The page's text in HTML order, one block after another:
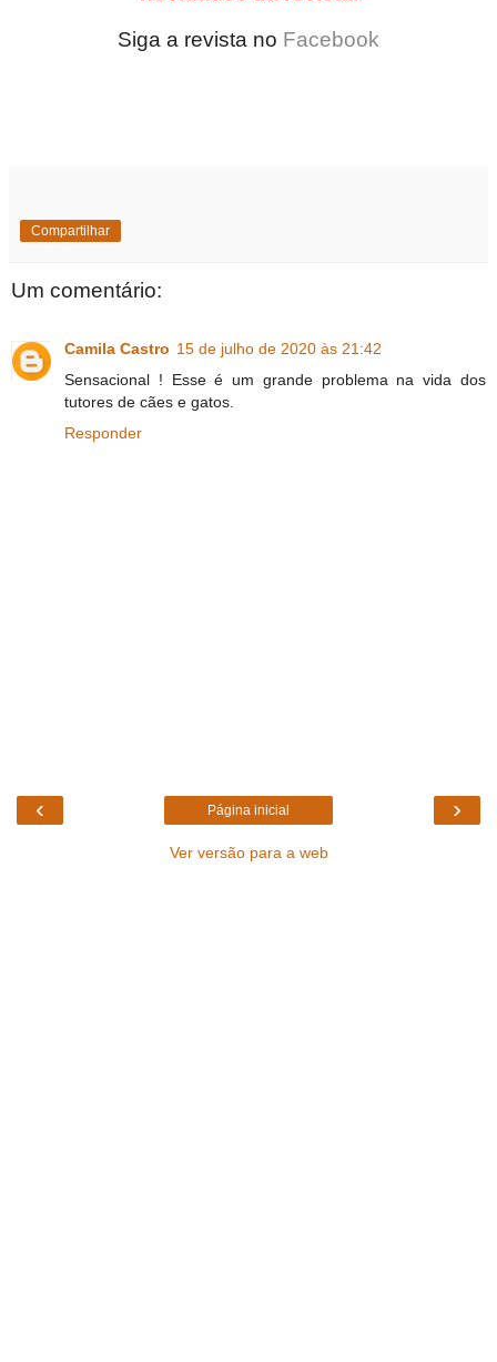
Siga a revista no Facebook
Compartilhar
Um comentário:
Camila Castro 15 de julho de 2020 às 21:42
Sensacional ! Esse é um grande problema na vida dos
tutores de cães e gatos.
Responder
‹ ›
Página inicial
Ver versão para a web